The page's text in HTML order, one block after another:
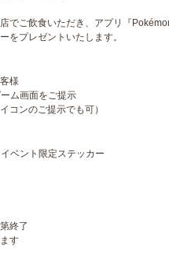
でご飲食いただき、アプリ『
をプレゼントいたします。
様
ム画面をご提示
コンのご提示でも可）
ベント限定ステッカー
終了
す